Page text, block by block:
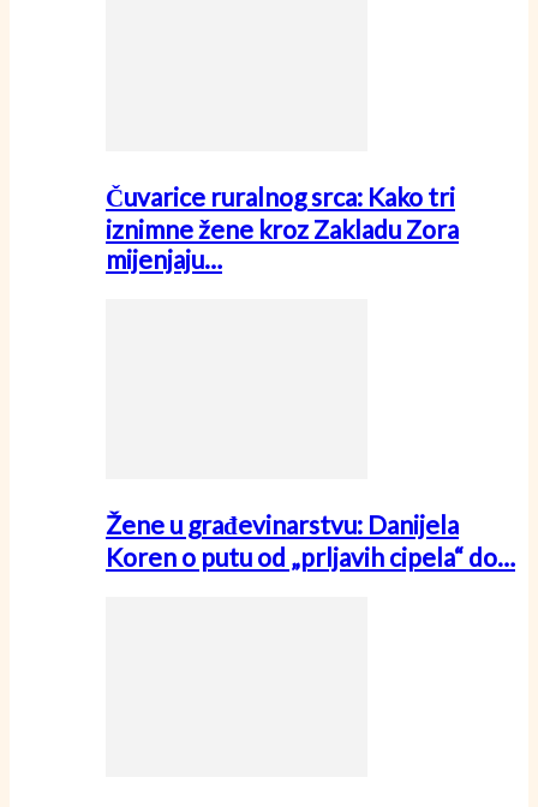
Čuvarice ruralnog srca: Kako tri
iznimne žene kroz Zakladu Zora
mijenjaju…
Žene u građevinarstvu: Danijela
Koren o putu od „prljavih cipela“ do…